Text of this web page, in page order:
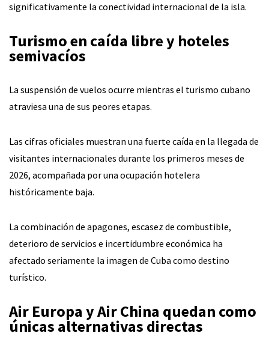
significativamente la conectividad internacional de la isla.
Turismo en caída libre y hoteles
semivacíos
La suspensión de vuelos ocurre mientras el turismo cubano
atraviesa una de sus peores etapas.
Las cifras oficiales muestran una fuerte caída en la llegada de
visitantes internacionales durante los primeros meses de
2026, acompañada por una ocupación hotelera
históricamente baja.
La combinación de apagones, escasez de combustible,
deterioro de servicios e incertidumbre económica ha
afectado seriamente la imagen de Cuba como destino
turístico.
Air Europa y Air China quedan como
únicas alternativas directas